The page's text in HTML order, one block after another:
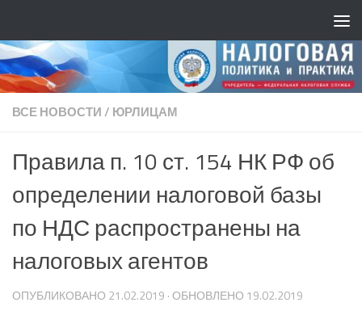
ВСЕ НОВОСТИ/ ЮРЛИЦАМ
Правила п. 10 ст. 154 НК РФ об
определении налоговой базы
по НДС распространены на
налоговых агентов
ОПУБЛИКОВАНО 21.02.2019 · ОБНОВЛЕНО 19.02.2019